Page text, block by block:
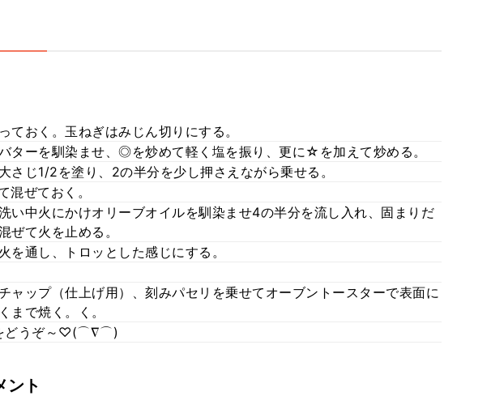
ておく。玉ねぎはみじん切りにする。
ターを馴染ませ、◎を炒めて軽く塩を振り、更に☆を加えて炒める。
さじ1/2を塗り、2の半分を少し押さえながら乗せる。
ぜておく。
い中火にかけオリーブオイルを馴染ませ4の半分を流し入れ、固まりだ
ぜて火を止める。
を通し、トロッとした感じにする。
ャップ（仕上げ用）、刻みパセリを乗せてオーブントースターで表面に
まで焼く。く。
どうぞ～♡(⌒∇⌒)
ント